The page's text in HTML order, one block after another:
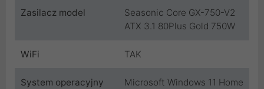
Zasilacz model
Seasonic Core GX-750-V2
ATX 3.1 80Plus Gold 750W
WiFi TAK
System operacyjny
Microsoft Windows 11 Home